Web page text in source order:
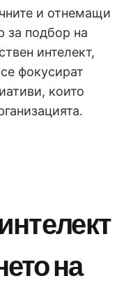
и отнемащи
за подбор на
интелект,
фокусират
които
на